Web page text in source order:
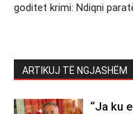
goditet krimi: Ndiqni
ARTIKUJ TË NGJASHËM
“Ja ku